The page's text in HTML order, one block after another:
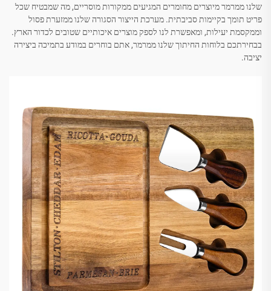
שלנו ממרמר מיוצרים מחומרים המגיעים ממקורות מוסריים, מה שמבטיח שכל
פריט תומך בקיימות סביבתית. מערכת הייצור הסגורה שלנו ממזערת פסול
וממקסמת יעילות, ומאפשרת לנו לספק מוצרים איכותיים שטובים לכדור הארץ.
בבחירתכם בלוחות החיתוך שלנו ממרמר, אתם בוחרים במודע בתמיכה ביצירה
יציבה.